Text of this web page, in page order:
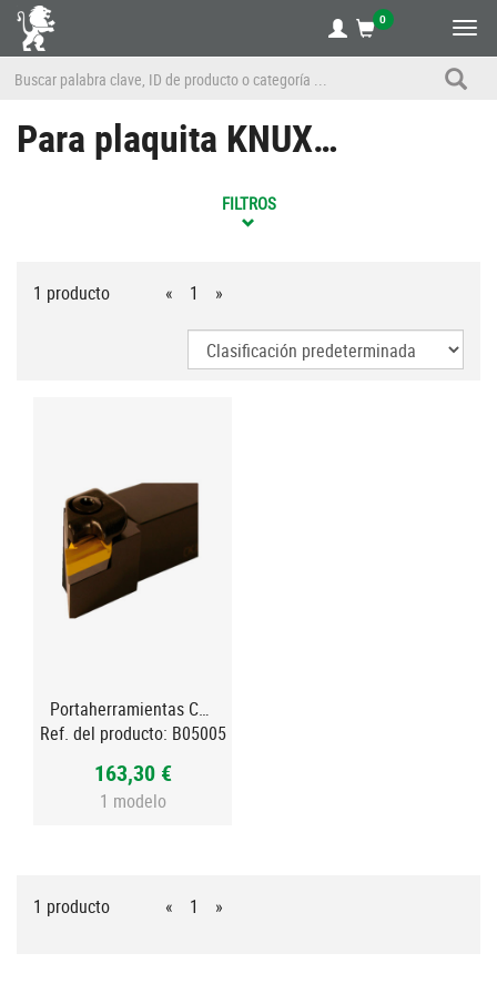
0
Para plaquita KNUX…
FILTROS
1 producto « 1 »
Portaherramientas CKJN 93º negativo Izquierda
Ref. del producto: B05005
163,30 €
1 modelo
1 producto « 1 »